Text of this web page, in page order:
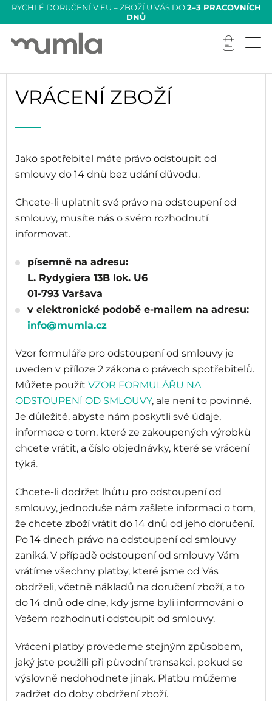
RYCHLÉ DORUČENÍ V EU – ZBOŽÍ U VÁS DO2–3 PRACOVNÍCH
DNŮ
VRÁCENÍ ZBOŽÍ
Jako spotřebitel máte právo odstoupit od
smlouvy do 14 dnů bez udání důvodu.
Chcete-li uplatnit své právo na odstoupení od
smlouvy, musíte nás o svém rozhodnutí
informovat.
písemně na adresu:
L. Rydygiera 13B lok. U6
01-793 Varšava
v elektronické podobě e-mailem na adresu:
info@mumla.cz
Vzor formuláře pro odstoupení od smlouvy je
uveden v příloze 2 zákona o právech spotřebitelů.
Můžete použítVZOR FORMULÁŘU NA
ODSTOUPENÍ OD SMLOUVY, ale není to povinné.
Je důležité, abyste nám poskytli své údaje,
informace o tom, které ze zakoupených výrobků
chcete vrátit, a číslo objednávky, které se vrácení
týká.
Chcete-li dodržet lhůtu pro odstoupení od
smlouvy, jednoduše nám zašlete informaci o tom,
že chcete zboží vrátit do 14 dnů od jeho doručení.
Po 14 dnech právo na odstoupení od smlouvy
zaniká. V případě odstoupení od smlouvy Vám
vrátíme všechny platby, které jsme od Vás
obdrželi, včetně nákladů na doručení zboží, a to
do 14 dnů ode dne, kdy jsme byli informováni o
Vašem rozhodnutí odstoupit od smlouvy.
Vrácení platby provedeme stejným způsobem,
jaký jste použili při původní transakci, pokud se
výslovně nedohodnete jinak. Platbu můžeme
zadržet do doby obdržení zboží.